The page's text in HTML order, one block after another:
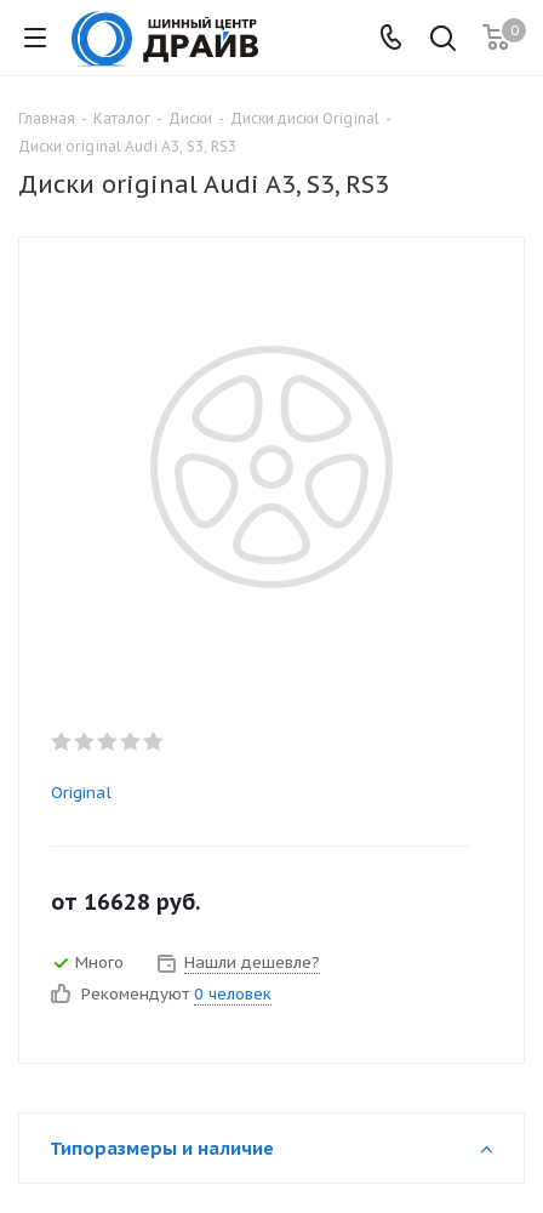
0
Главная - Каталог - Диски - Диски диски Original -
Диски original Audi A3, S3, RS3
Диски original Audi A3, S3, RS3
Original
от 16628 руб.
Много
Нашли дешевле?
Рекомендуют 0 человек
Типоразмеры и наличие